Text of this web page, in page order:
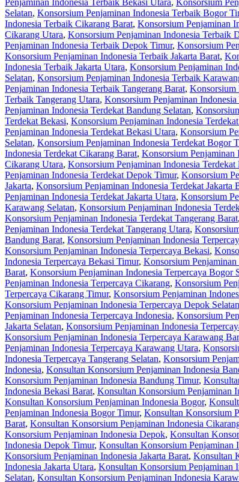
Penjaminan Indonesia Terbaik Bekasi Utara, Konsorsium
Selatan, Konsorsium Penjaminan Indonesia Terbaik Bogor
Indonesia Terbaik Cikarang Barat, Konsorsium Penjaminan
Cikarang Utara, Konsorsium Penjaminan Indonesia Terbaik
Penjaminan Indonesia Terbaik Depok Timur, Konsorsium
Konsorsium Penjaminan Indonesia Terbaik Jakarta Barat,
Indonesia Terbaik Jakarta Utara, Konsorsium Penjaminan
Selatan, Konsorsium Penjaminan Indonesia Terbaik
Penjaminan Indonesia Terbaik Tangerang Barat, Konsorsium
Terbaik Tangerang Utara, Konsorsium Penjaminan Indonesia
Penjaminan Indonesia Terdekat Bandung Selatan,
Terdekat Bekasi, Konsorsium Penjaminan Indonesia
Penjaminan Indonesia Terdekat Bekasi Utara, Konsorsium
Selatan, Konsorsium Penjaminan Indonesia Terdekat Bogor
Indonesia Terdekat Cikarang Barat, Konsorsium Penjaminan
Cikarang Utara, Konsorsium Penjaminan Indonesia Terdekat
Penjaminan Indonesia Terdekat Depok Timur, Konsorsium
Jakarta, Konsorsium Penjaminan Indonesia Terdekat Jakarta
Penjaminan Indonesia Terdekat Jakarta Utara, Konsorsium
Karawang Selatan, Konsorsium Penjaminan Indonesia
Konsorsium Penjaminan Indonesia Terdekat Tangerang Barat,
Penjaminan Indonesia Terdekat Tangerang Utara,
Bandung Barat, Konsorsium Penjaminan Indonesia
Konsorsium Penjaminan Indonesia Terpercaya Bekasi,
Indonesia Terpercaya Bekasi Timur, Konsorsium
Barat, Konsorsium Penjaminan Indonesia Terpercaya Bogor
Penjaminan Indonesia Terpercaya Cikarang, Konsorsium
Terpercaya Cikarang Timur, Konsorsium Penjaminan
Konsorsium Penjaminan Indonesia Terpercaya Depok Selatan
Penjaminan Indonesia Terpercaya Indonesia, Konsorsium
Jakarta Selatan, Konsorsium Penjaminan Indonesia
Konsorsium Penjaminan Indonesia Terpercaya Karawang
Penjaminan Indonesia Terpercaya Karawang Utara,
Indonesia Terpercaya Tangerang Selatan, Konsorsium
Indonesia, Konsultan Konsorsium Penjaminan Indonesia
Konsorsium Penjaminan Indonesia Bandung Timur,
Indonesia Bekasi Barat, Konsultan Konsorsium Penjaminan
Konsultan Konsorsium Penjaminan Indonesia Bogor,
Penjaminan Indonesia Bogor Timur, Konsultan Konsorsium
Barat, Konsultan Konsorsium Penjaminan Indonesia
Konsorsium Penjaminan Indonesia Depok, Konsultan
Indonesia Depok Timur, Konsultan Konsorsium Penjaminan
Konsorsium Penjaminan Indonesia Jakarta Barat, Konsultan
Indonesia Jakarta Utara, Konsultan Konsorsium Penjaminan
Selatan, Konsultan Konsorsium Penjaminan Indonesia